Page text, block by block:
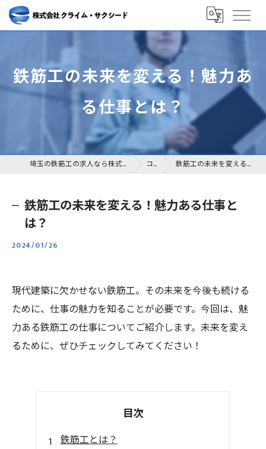
鉄筋工の未来を変える！魅力あ
る仕事とは？
埼玉の鉄筋工の求人なら株式会社クライム・サクシード コラム 鉄筋工の未来を変える！魅力ある仕事とは？
鉄筋工の未来を変える！魅力ある仕事と
は？
2024/01/26
現代建築に欠かせない鉄筋工。その未来を今後も続ける
ために、仕事の魅力を知ることが必要です。今回は、魅
力ある鉄筋工の仕事についてご紹介します。未来を変え
るために、ぜひチェックしてみてください！
目次
鉄筋工とは？